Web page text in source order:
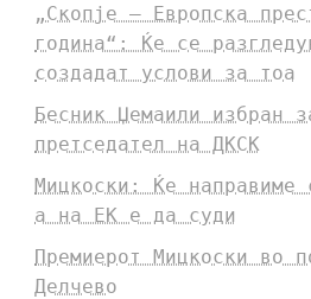
„Скопје – Европска
година“: Ќе се
создадат услови за тоа
Бесник Џемаили избран
претседател на ДКСК
Мицкоски: Ќе направиме
а на ЕК е да суди
Премиерот Мицкоски во
Делчево